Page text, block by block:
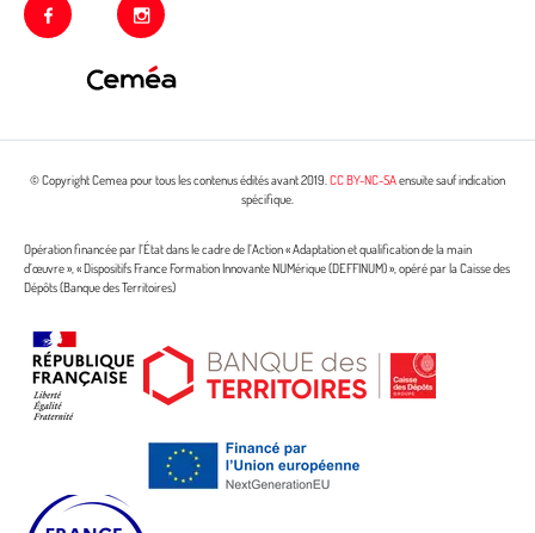
facebook instagram
© Copyright Cemea pour tous les contenus édités avant 2019.CC BY-NC-SAensuite sauf indication
spécifique.
Opération financée par l’État dans le cadre de l’Action « Adaptation et qualification de la main
d’œuvre », « Dispositifs France Formation Innovante NUMérique (DEFFINUM) », opéré par la Caisse des
Dépôts (Banque des Territoires)